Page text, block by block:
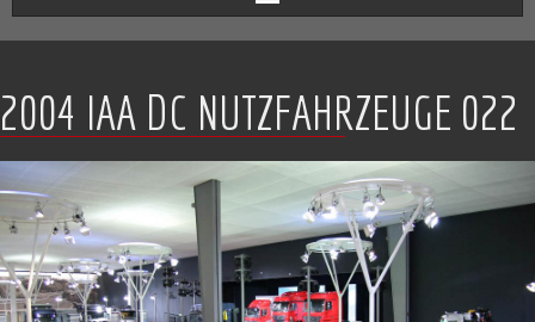
Aktuell
Werkverzeichnis
Biografie
Kontakt
2004 IAA DC NUTZFAHRZEUGE 022